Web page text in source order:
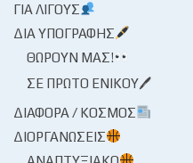
ΓΙΑ ΛΊΓΟΥΣ
ΔΙΑ ΥΠΟΓΡΑΦΉΣ
ΘΩΡΟΎΝ ΜΑΣ!
ΣΕ ΠΡΏΤΟ ΕΝΙΚΟΎ🖊
ΔΙΆΦΟΡΑ / ΚΌΣΜΟΣ
ΔΙΟΡΓΑΝΏΣΕΙΣ